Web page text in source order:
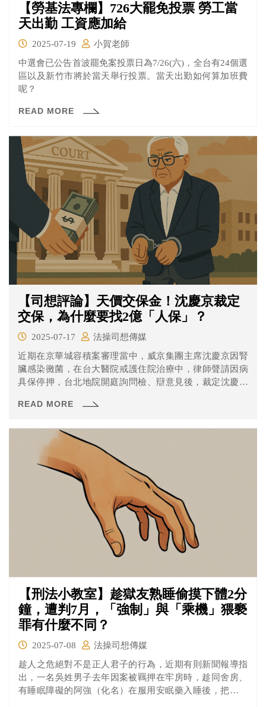
【勞基法專欄】726大罷免投票 勞工當
天出勤 工資應加給
2025-07-19
小賀老師
中選會已公告首波罷免案投票日為7/26(六)，全台有24個選
區以及新竹市將於當天舉行投票。當天出勤如何算加班費
呢？
READ MORE
【司想評論】天價交保金！沈慶京裁定
交保，為什麼要找2億「人保」？
2025-07-17
法操司想傳媒
近期在京華城容積案審理當中，威京集團主席沈慶京因腎
臟感染黴菌，在台大醫院戒護住院治療中，律師聲請因病
具保停押，台北地院開庭詢問檢、辯意見後，裁定沈慶京
2億元書面保證後准予停止羈押，同時配戴電子腳環、隨身
READ MORE
【刑法小教室】趁獄友熟睡偷摸下體2分
鐘，遭判7月，「強制」與「乘機」猥褻
罪有什麼不同？
2025-07-08
法操司想傳媒
趁人之危絕對不是正人君子的行為，近期有則新聞報導指
出，一名吳姓男子去年因案被羈押在牢房時，趁同舍房、
有睡眠障礙的阿強（化名）在服用安眠藥入睡後，把手伸